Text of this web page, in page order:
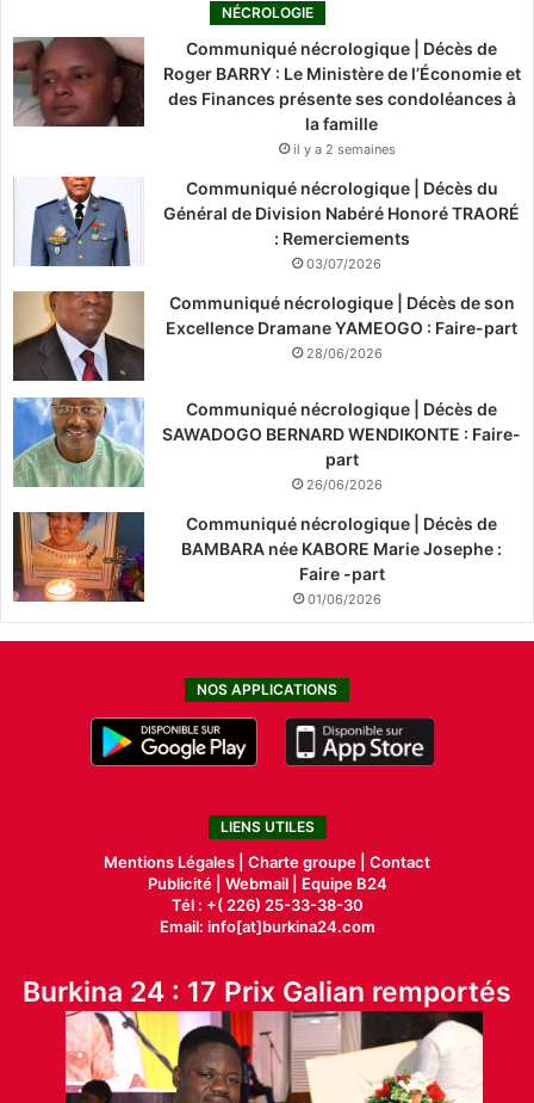
NÉCROLOGIE
Communiqué nécrologique | Décès de
Roger BARRY : Le Ministère de l’Économie et
des Finances présente ses condoléances à
la famille
il y a 2 semaines
Communiqué nécrologique | Décès du
Général de Division Nabéré Honoré TRAORÉ
: Remerciements
03/07/2026
Communiqué nécrologique | Décès de son
Excellence Dramane YAMEOGO : Faire-part
28/06/2026
Communiqué nécrologique | Décès de
SAWADOGO BERNARD WENDIKONTE : Faire-
part
26/06/2026
Communiqué nécrologique | Décès de
BAMBARA née KABORE Marie Josephe :
Faire -part
01/06/2026
NOS APPLICATIONS
LIENS UTILES
Mentions Légales | Charte groupe | Contact
Publicité| Webmail |
Equipe B24
Tél : +( 226) 25-33-38-30
Email: info[at]burkina24.com
Burkina 24 : 17 Prix Galian remportés